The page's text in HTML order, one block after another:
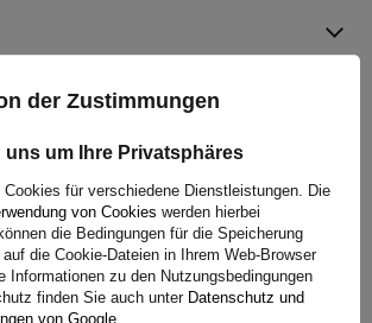
(0)
Ihre Bewertung:
5/5
der Zustimmungen
uns um Ihre Privatsphäres
für verschiedene Dienstleistungen. Die
von Cookies werden hierbei
die Bedingungen für die Speicherung
die Cookie-Dateien in Ihrem Web-Browser
Informationen zu den Nutzungsbedingungen
finden Sie auch unter Datenschutz und
von Google